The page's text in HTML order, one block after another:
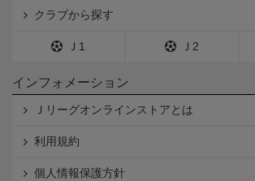
クラブから探す
Ｊ1 Ｊ2
インフォメーション
Ｊリーグオンラインストアとは
利用規約
個人情報保護方針